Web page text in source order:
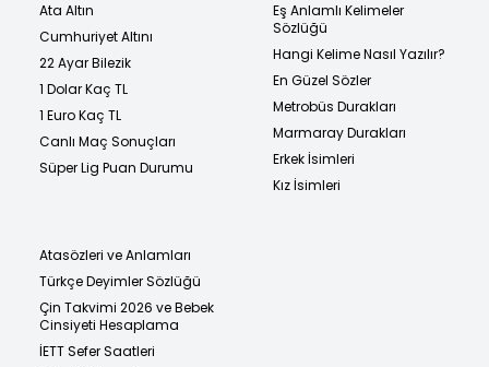
Ata Altın
Cumhuriyet Altını
22 Ayar Bilezik
1 Dolar Kaç TL
1 Euro Kaç TL
Canlı Maç Sonuçları
Süper Lig Puan Durumu
Eş Anlamlı Kelimeler
Sözlüğü
Hangi Kelime Nasıl Yazılır?
En Güzel Sözler
Metrobüs Durakları
Marmaray Durakları
Erkek İsimleri
Kız İsimleri
Atasözleri ve Anlamları
Türkçe Deyimler Sözlüğü
Çin Takvimi 2026 ve Bebek
Cinsiyeti Hesaplama
İETT Sefer Saatleri